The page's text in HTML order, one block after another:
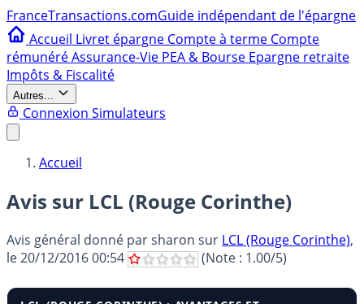
FranceTransactions.comGuide indépendant de l'épargne
Accueil Livret épargne Compte à terme Compte
rémunéréAssurance-Vie PEA & Bourse Epargne retraite
Impôts & Fiscalité
Autres...
Connexion Simulateurs
Accueil
Avis sur LCL (Rouge Corinthe)
Avis général donné parsharon sur LCL (Rouge Corinthe),
le20/12/2016 00:54 (Note : 1.00/5)